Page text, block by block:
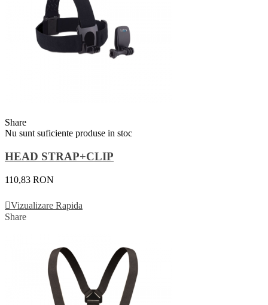
Share
Nu sunt suficiente produse in stoc
HEAD STRAP+CLIP
110,83 RON
Vizualizare Rapida
Share